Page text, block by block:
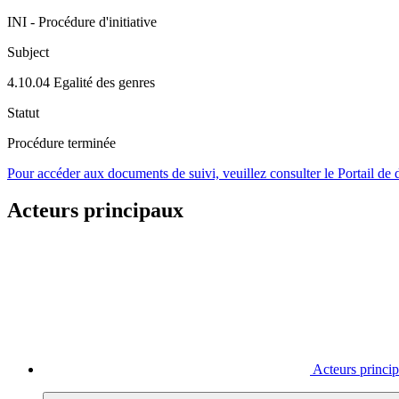
INI - Procédure d'initiative
Subject
4.10.04 Egalité des genres
Statut
Procédure terminée
Pour accéder aux documents de suivi, veuillez consulter le Portail de
Acteurs principaux
Acteurs